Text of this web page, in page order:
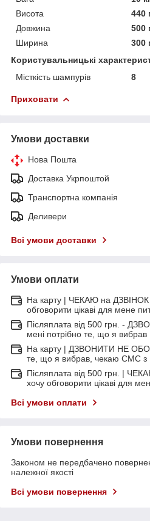
Висота
440
Довжина
500
Ширина
300
Користувальницькі
Місткість шампурів
8
Приховати
Умови доставки
Нова Пошта
Доставка Укрпоштой
Транспортна компанія
Деливери
Всі умови доставки
Умови оплати
На карту | ЧЕКАЮ на ДЗВІНОК
обговорити цікаві для мене
Післяплата від 500 грн. -
мені потрібно те, що я вибрав
На карту | ДЗВОНИТИ НЕ
те, що я вибрав, чекаю СМС з
Післяплата від 500 грн. |
хочу обговорити цікаві для
Всі умови оплати
Умови повернення
Законом не передбачено
належної якості
Всі умови повернення